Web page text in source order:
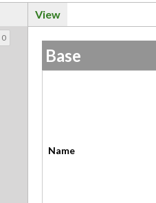
0
View
Base
Name